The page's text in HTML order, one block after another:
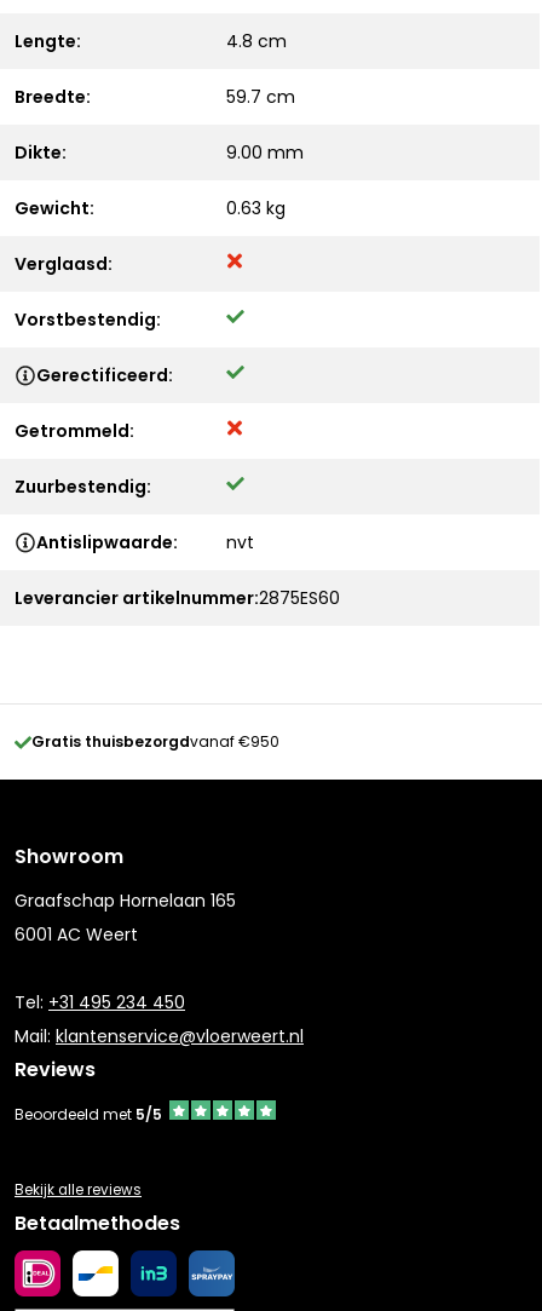
Lengte: 4.8 cm
Breedte: 59.7 cm
Dikte: 9.00 mm
Gewicht: 0.63 kg
Verglaasd:
Vorstbestendig:
Gerectificeerd:
Getrommeld:
Zuurbestendig:
Antislipwaarde: nvt
Leverancier artikelnummer:2875ES60
Gratis thuisbezorgdvanaf €950
Showroom
Graafschap Hornelaan 165
6001 AC Weert
Tel: +31 495 234 450
Mail: klantenservice@vloerweert.nl
Reviews
Beoordeeld met 5/5
Bekijk alle reviews
Betaalmethodes